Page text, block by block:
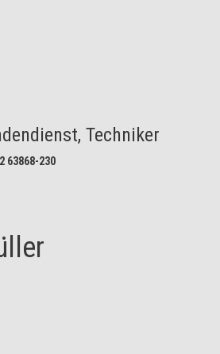
Techniker
63868-230